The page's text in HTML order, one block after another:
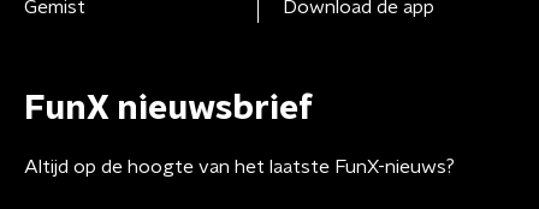
Gemist
Download de app
FunX nieuwsbrief
Altijd op de hoogte van het laatste FunX-nieuws?